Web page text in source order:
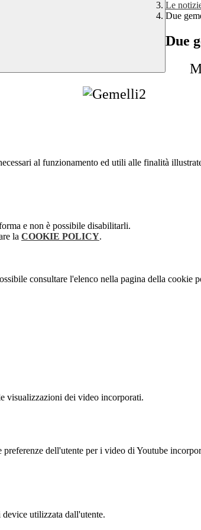
Le
Due
Due
al funzionamento ed utili alle finalità
e non è possibile disabilitarli.
la COOKIE POLICY.
consultare l'elenco nella pagina della cookie
visualizzazioni dei video incorporati.
dell'utente per i video di Youtube
utilizzata dall'utente.